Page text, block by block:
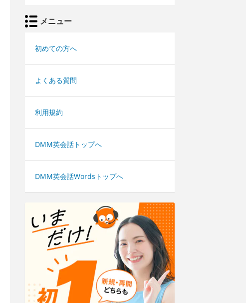
メニュー
初めての方へ
よくある質問
利用規約
DMM英会話トップへ
DMM英会話Wordsトップへ